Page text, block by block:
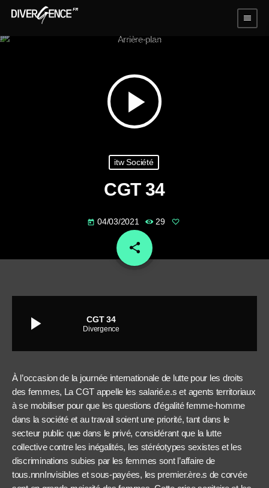
menu
play_arrow
itw Société
CGT 34
today 04/03/2021 29
share
email
play_arrow CGT 34
Divergence
À l’occasion de la journée internationale de lutte pour les droits
des femmes, La CGT appelle les salarié.e.s et agents territoriaux
à se mobiliser pour que les questions d’égalité femme-homme
dans la société et au travail soient une priorité, tant dans le
secteur public que dans le privé, considérant que la lutte
collective contre les inégalités, les stéréotypes sexistes et les
discriminations subies par les femmes sont l’affaire de
tous.nnnInvisibles et sous-payées, les premier.ère.s de corvée